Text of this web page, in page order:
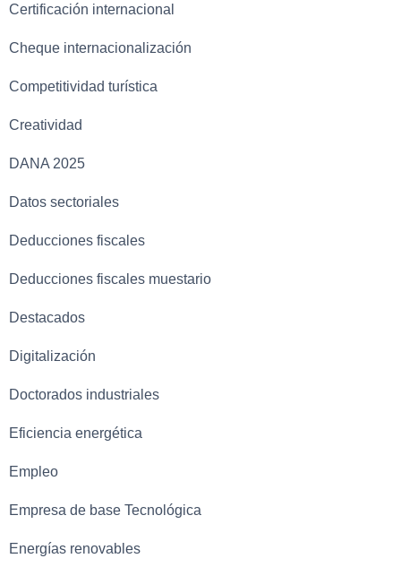
Certificación internacional
Cheque internacionalización
Competitividad turística
Creatividad
DANA 2025
Datos sectoriales
Deducciones fiscales
Deducciones fiscales muestario
Destacados
Digitalización
Doctorados industriales
Eficiencia energética
Empleo
Empresa de base Tecnológica
Energías renovables